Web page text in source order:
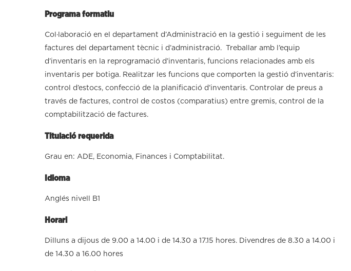
Programa formatiu
Col·laboració en el departament d’Administració en la gestió i seguiment de les
factures del departament tècnic i d’administració. Treballar amb l’equip
d’inventaris en la reprogramació d’inventaris, funcions relacionades amb els
inventaris per botiga. Realitzar les funcions que comporten la gestió d’inventaris:
control d’estocs, confecció de la planificació d’inventaris. Controlar de preus a
través de factures, control de costos (comparatius) entre gremis, control de la
comptabilització de factures.
Titulació requerida
Grau en: ADE, Economia, Finances i Comptabilitat.
Idioma
Anglés nivell B1
Horari
Dilluns a dijous de 9.00 a 14.00 i de 14.30 a 17.15 hores. Divendres de 8.30 a 14.00 i
de 14.30 a 16.00 hores